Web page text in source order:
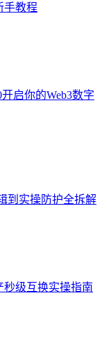
手教程
启你的Web3数字
到实操防护全拆解
秒级互换实操指南